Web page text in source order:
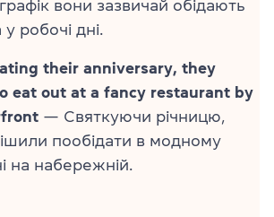
вони зазвичай обідають
робочі дні.
their anniversary, they
eat out at a fancy restaurant by
— Святкуючи річницю,
пообідати в модному
на набережній.